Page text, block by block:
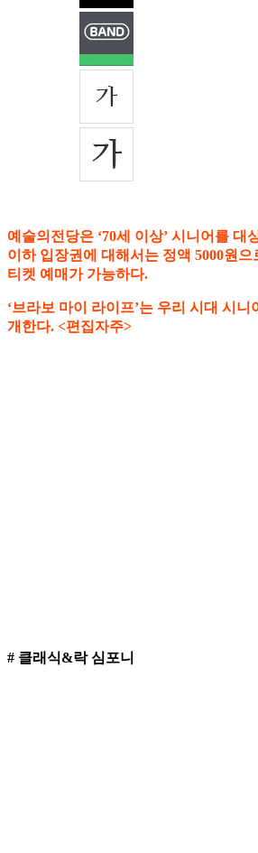
예술의전당은 ‘70세 이상’ 시니어를
이하 입장권에 대해서는 정액 5000원
티켓 예매가 가능하다.
‘브라보 마이 라이프’는 우리 시대 시
개한다. <편집자주>
# 클래식&락 심포니